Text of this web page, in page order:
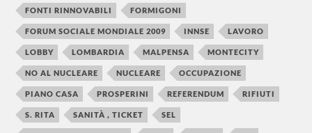
FONTI RINNOVABILI FORMIGONI
FORUM SOCIALE MONDIALE 2009 INNSE LAVORO
LOBBY LOMBARDIA MALPENSA MONTECITY
NO AL NUCLEARE NUCLEARE OCCUPAZIONE
PIANO CASA PROSPERINI REFERENDUM RIFIUTI
S. RITA SANITÀ , TICKET SEL